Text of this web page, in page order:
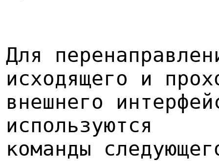
Для
исходящего и
внешнего
используются
команды